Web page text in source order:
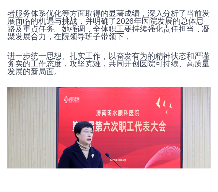
者服务体系优化等方面取得的显著成绩，深入分析了当前发
展面临的机遇与挑战，并明确了2026年医院发展的总体思
路及重点任务。她强调，全体职工要持续强化责任担当，凝
聚发展合力，在院领导班子带领下，
进一步统一思想、扎实工作，以奋发有为的精神状态和严谨
务实的工作态度，攻坚克难，共同开创医院可持续、高质量
发展的新局面。